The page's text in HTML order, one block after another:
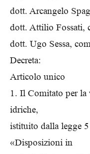
dott. Arcangelo
dott. Attilio Fossati,
dott. Ugo Sessa,
Decreta:
Articolo unico
1. Il Comitato per la
idriche,
istituito dalla legge
«Disposizioni in